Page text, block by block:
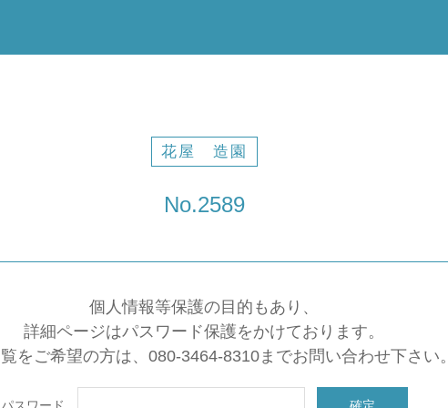
花屋 造園
No.2589
個人情報等保護の目的もあり、
詳細ページはパスワード保護をかけております。
をご希望の方は、080-3464-8310までお問い合わせ下さい。